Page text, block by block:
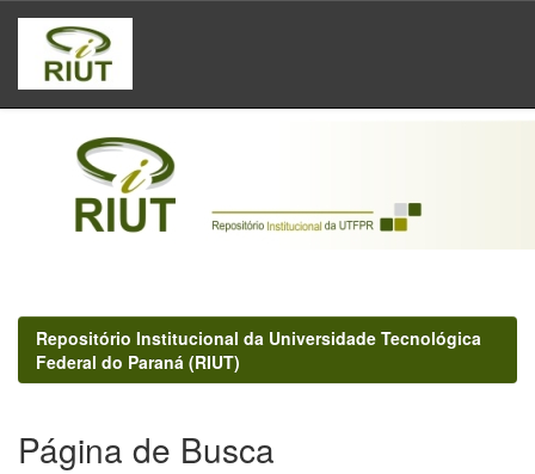
Skip
navigation
Repositório Institucional da Universidade Tecnológica
Federal do Paraná (RIUT)
Página de Busca